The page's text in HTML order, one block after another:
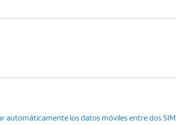
tus datos
automáticamente los datos móviles entre dos SIM